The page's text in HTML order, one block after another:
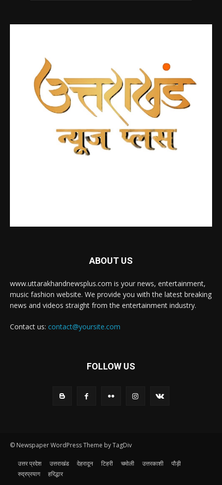
ABOUT US
www.uttarakhandnewsplus.com is your news, entertainment,
music fashion website. We provide you with the latest breaking
news and videos straight from the entertainment industry.
Contact us: contact@yoursite.com
FOLLOW US
© Newspaper WordPress Theme by TagDiv
उत्तर प्रदेश उत्तराखंड देहरादून टिहरी चमोली उत्तरकाशी
पौड़ी
रुद्रप्रयाग
हरिद्धार